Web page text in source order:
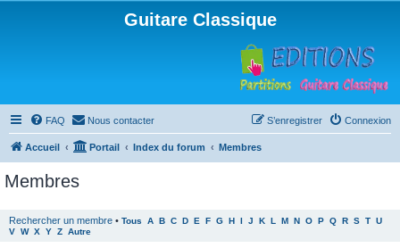
Guitare Classique
FAQ Nous contacter Connexion
S’enregistrer
Accueil Portail Index du forum Membres
Membres
Rechercher un membre • Tous A B C D E F G H I J K L M N O P Q R S T U
V W X Y Z Autre